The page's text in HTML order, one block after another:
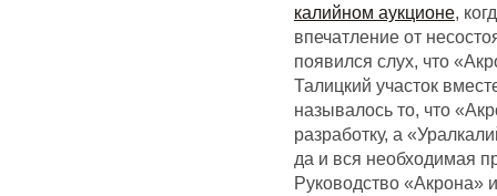
калийном аукционе,
впечатление от
появился слух, что
Талицкий участок
называлось то, что
разработку, а
да и вся необходимая
Руководство «Акрона»